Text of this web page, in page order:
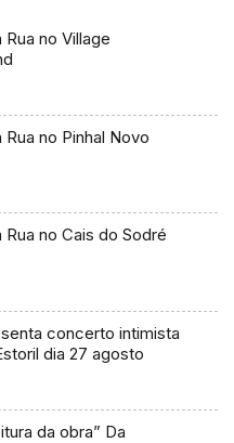
Rua no Village
Rua no Pinhal Novo
Rua no Cais do Sodré
concerto intimista
dia 27 agosto
da obra” Da